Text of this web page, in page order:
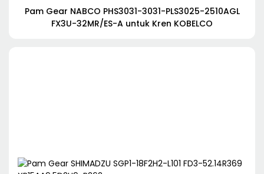
Pam Gear NABCO PHS3031-3031-PLS3025-2510AGL
FX3U-32MR/ES-A untuk Kren KOBELCO